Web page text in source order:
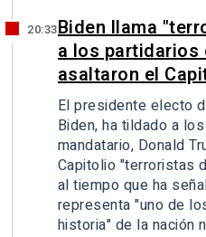
20:33Biden llama
a los partidarios
asaltaron el
El presidente electo
Biden, ha tildado a
mandatario, Donald
Capitolio "terroristas
al tiempo que ha
representa "uno de
historia" de la nación